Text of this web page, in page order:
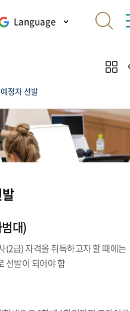
Language
정자 선발
대)
(2급) 자격을 취득하고자 할 때에는
선발이 되어야 함